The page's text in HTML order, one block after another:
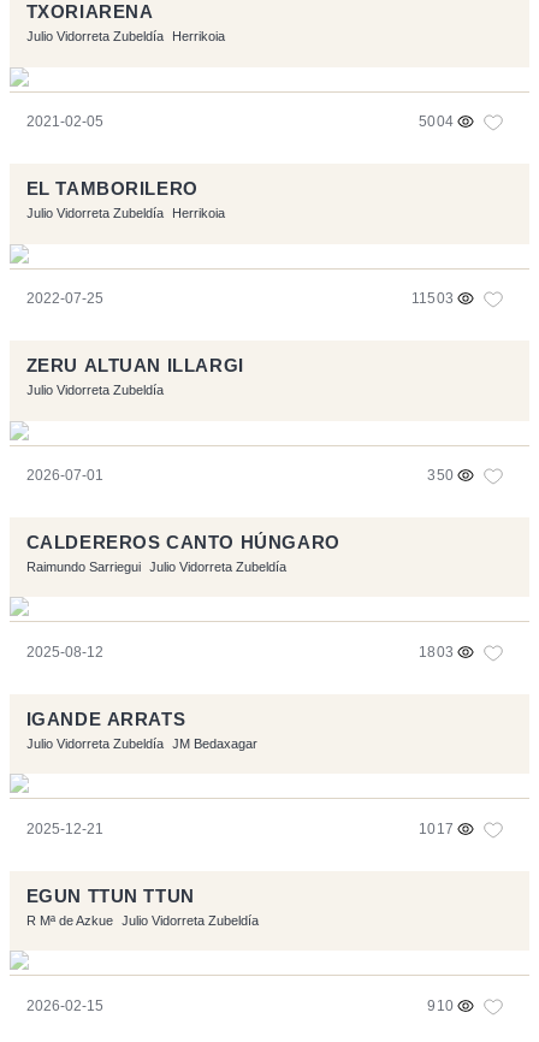
TXORIARENA
Julio Vidorreta Zubeldía Herrikoia
2021-02-05 5004
EL TAMBORILERO
Julio Vidorreta Zubeldía Herrikoia
2022-07-25 11503
ZERU ALTUAN ILLARGI
Julio Vidorreta Zubeldía
2026-07-01 350
CALDEREROS CANTO HÚNGARO
Raimundo Sarriegui Julio Vidorreta Zubeldía
2025-08-12 1803
IGANDE ARRATS
Julio Vidorreta Zubeldía JM Bedaxagar
2025-12-21 1017
EGUN TTUN TTUN
R Mª de Azkue Julio Vidorreta Zubeldía
2026-02-15 910